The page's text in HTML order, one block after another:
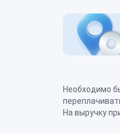
Необходимо
На выручку
и пассажиров